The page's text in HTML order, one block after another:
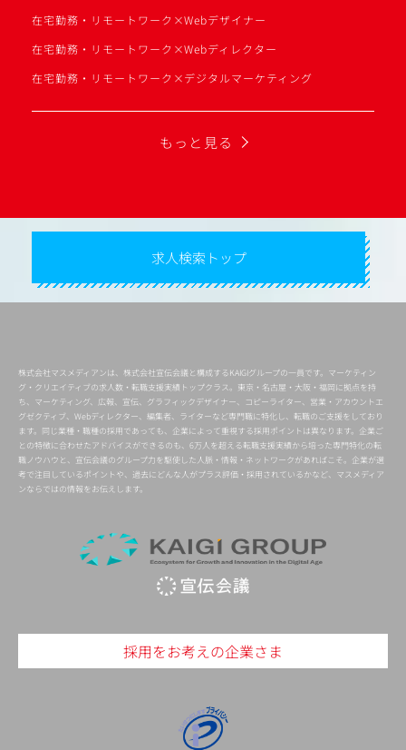
在宅勤務・リモートワーク×Webデザイナー
在宅勤務・リモートワーク×Webディレクター
在宅勤務・リモートワーク×デジタルマーケティング
もっと見る
求人検索トップ
株式会社マスメディアンは、株式会社宣伝会議と構成するKAIGIグループの一員です。マーケティン
グ・クリエイティブの求人数・転職支援実績トップクラス。東京・名古屋・大阪・福岡に拠点を持
ち、マーケティング、広報、宣伝、グラフィックデザイナー、コピーライター、営業・アカウントエ
グゼクティブ、Webディレクター、編集者、ライターなど専門職に特化し、転職のご支援をしており
ます。同じ業種・職種の採用であっても、企業によって重視する採用ポイントは異なります。企業ご
との特徴に合わせたアドバイスができるのも、6万人を超える転職支援実績から培った専門特化の転
職ノウハウと、宣伝会議のグループ力を駆使した人脈・情報・ネットワークがあればこそ。企業が選
考で注目しているポイントや、過去にどんな人がプラス評価・採用されているかなど、マスメディア
ンならではの情報をお伝えします。
採用をお考えの企業さま